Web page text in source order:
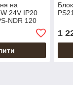
на
24V IP20
NDR 120
1